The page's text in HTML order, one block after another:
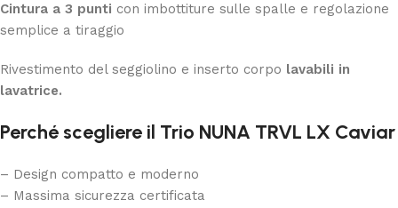
Cintura a 3 punti con imbottiture sulle spalle e regolazione
semplice a tiraggio
Rivestimento del seggiolino e inserto corpo lavabili in
lavatrice.
Perché scegliere il Trio NUNA TRVL LX Caviar
– Design compatto e moderno
– Massima sicurezza certificata